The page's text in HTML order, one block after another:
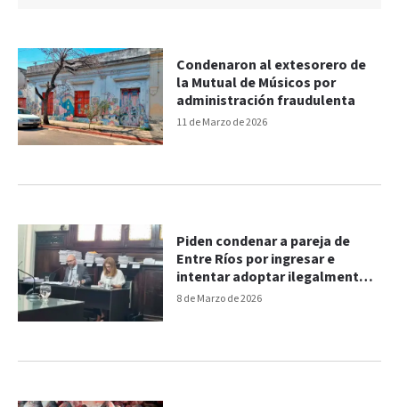
11 de Marzo de 2026
Condenaron al extesorero de
la Mutual de Músicos por
administración fraudulenta
8 de Marzo de 2026
Piden condenar a pareja de
Entre Ríos por ingresar e
intentar adoptar ilegalmente a
dos niñas